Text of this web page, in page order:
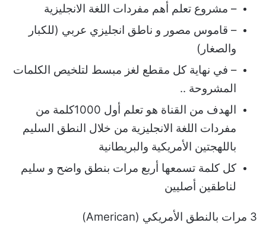
– ﻣﺸﺮﻭﻉ ﺗﻌﻠﻢ أهم ﻣﻔﺮﺩﺍﺕ ﺍﻟﻠﻐﺔ ﺍﻻﻧﺠﻠﻴﺰﻳﺔ
– قاموس مصور و ناطق انجليزي عربي (للكبار
والصغار)
– في نهاية كل مقطع لغز مبسط لتلخيص الكلمات
المشروحة ..
الهدف من القناة هو تعلم أول 1000كلمة من
مفردات اللغة الانجليزية من خلال النطق السليم
باللهجتين الأمريكية والبريطانية
كل كلمة تسمعها أربع مرات بنطق واضح و سليم
لناطقين أصليين
3 مرات بالنطق الأمريكي (American)